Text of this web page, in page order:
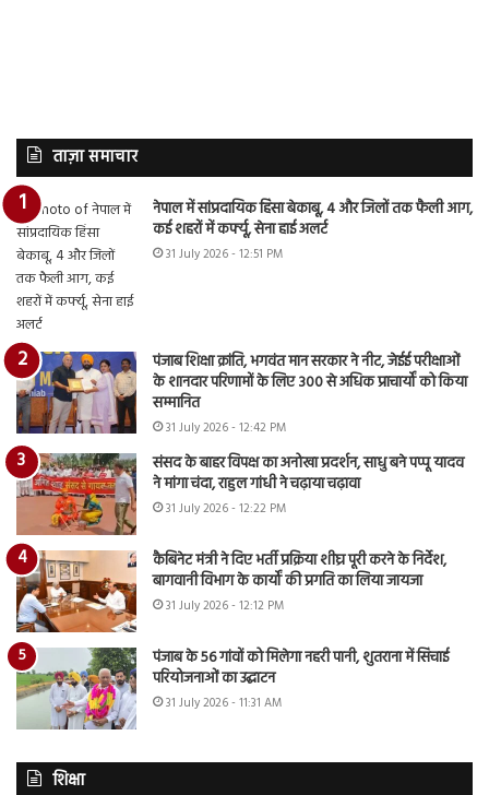
ताज़ा समाचार
नेपाल में सांप्रदायिक हिंसा बेकाबू, 4 और जिलों तक फैली आग,
कई शहरों में कर्फ्यू, सेना हाई अलर्ट
31 July 2026 - 12:51 PM
पंजाब शिक्षा क्रांति, भगवंत मान सरकार ने नीट, जेईई परीक्षाओं
के शानदार परिणामों के लिए 300 से अधिक प्राचार्यों को किया
सम्मानित
31 July 2026 - 12:42 PM
संसद के बाहर विपक्ष का अनोखा प्रदर्शन, साधु बने पप्पू यादव
ने मांगा चंदा, राहुल गांधी ने चढ़ाया चढ़ावा
31 July 2026 - 12:22 PM
कैबिनेट मंत्री ने दिए भर्ती प्रक्रिया शीघ्र पूरी करने के निर्देश,
बागवानी विभाग के कार्यों की प्रगति का लिया जायजा
31 July 2026 - 12:12 PM
पंजाब के 56 गांवों को मिलेगा नहरी पानी, शुतराना में सिंचाई
परियोजनाओं का उद्घाटन
31 July 2026 - 11:31 AM
शिक्षा